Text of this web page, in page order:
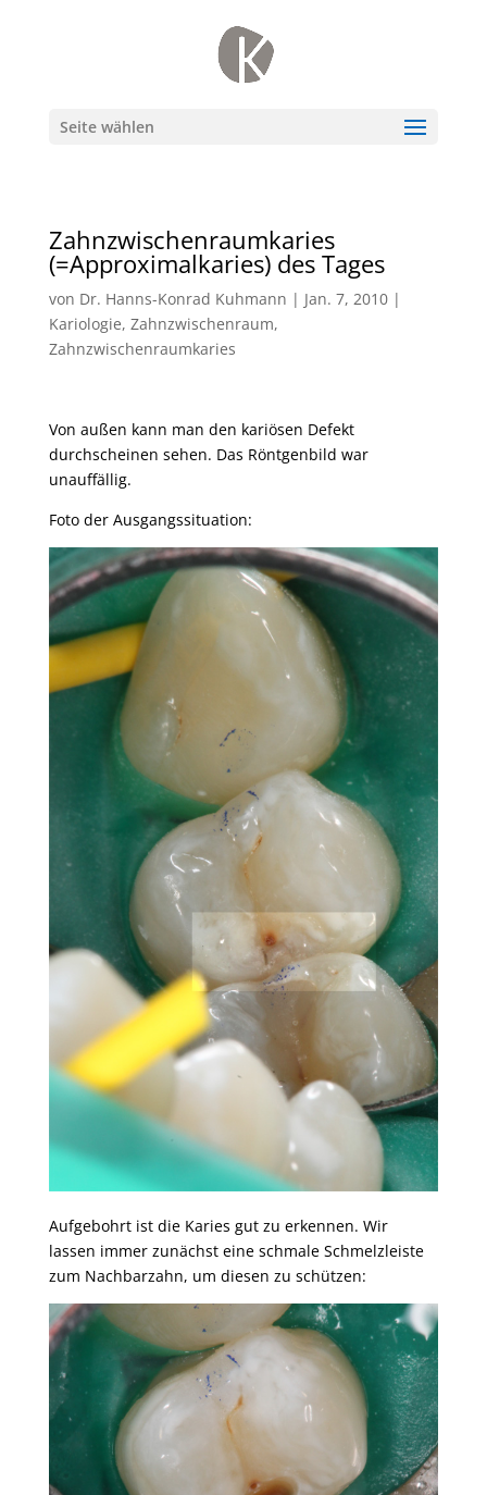
Seite wählen
Zahnzwischenraumkaries
(=Approximalkaries) des Tages
von Dr. Hanns-Konrad Kuhmann | Jan. 7, 2010|
Kariologie, Zahnzwischenraum,
Zahnzwischenraumkaries
Von außen kann man den kariösen Defekt
durchscheinen sehen. Das Röntgenbild war
unauffällig.
Foto der Ausgangssituation:
Aufgebohrt ist die Karies gut zu erkennen. Wir
lassen immer zunächst eine schmale Schmelzleiste
zum Nachbarzahn, um diesen zu schützen: